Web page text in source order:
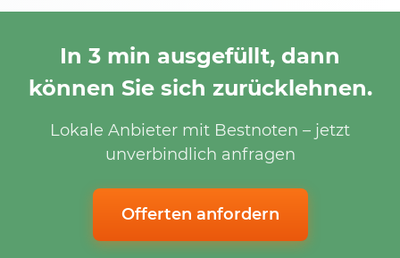
In 3 min ausgefüllt, dann
können Sie sich zurücklehnen.
Lokale Anbieter mit Bestnoten – jetzt
unverbindlich anfragen
Offerten anfordern